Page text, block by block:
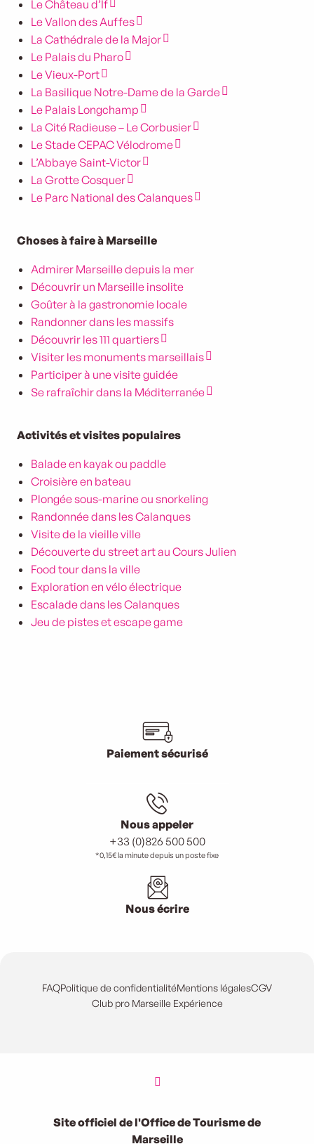
Le Château d’If
Le Vallon des Auffes
La Cathédrale de la Major
Le Palais du Pharo
Le Vieux-Port
La Basilique Notre-Dame de la Garde
Le Palais Longchamp
La Cité Radieuse – Le Corbusier
Le Stade CEPAC Vélodrome
L’Abbaye Saint-Victor
La Grotte Cosquer
Le Parc National des Calanques
Choses à faire à Marseille
Admirer Marseille depuis la mer
Découvrir un Marseille insolite
Goûter à la gastronomie locale
Randonner dans les massifs
Découvrir les 111 quartiers
Visiter les monuments marseillais
Participer à une visite guidée
Se rafraîchir dans la Méditerranée
Activités et visites populaires
Balade en kayak ou paddle
Croisière en bateau
Plongée sous-marine ou snorkeling
Randonnée dans les Calanques
Visite de la vieille ville
Découverte du street art au Cours Julien
Food tour dans la ville
Exploration en vélo électrique
Escalade dans les Calanques
Jeu de pistes et escape game
Paiement sécurisé
Nous appeler
+33 (0)826 500 500
*0,15€ la minute depuis un poste fixe
Nous écrire
FAQPolitique de confidentialitéMentions légalesCGV
Club pro Marseille Expérience
Site officiel de l'Office de Tourisme de
Marseille